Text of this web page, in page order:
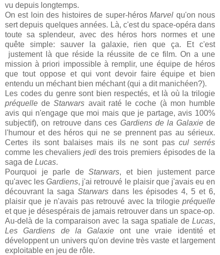
vu depuis longtemps.
On est loin des histoires de super-hérosMarvel qu'on nous
sert depuis quelques années. Là, c'est du space-opéra dans
toute sa splendeur, avec des héros hors normes et une
quête simple: sauver la galaxie, rien que ça. Et c'est
justement là que réside la réussite de ce film. On a une
mission à priori impossible à remplir, une équipe de héros
que tout oppose et qui vont devoir faire équipe et bien
entendu un méchant bien méchant (qui a dit manichéen?).
Les codes du genre sont bien respectés, et là où la trilogie
préquelle deStarwars avait raté le coche (à mon humble
avis qui n'engage que moi mais que je partage, avis 100%
subjectif), on retrouve dans ces Gardiens de la Galaxiede
l'humour et des héros qui ne se prennent pas au sérieux.
Certes ils sont balaises mais ils ne sont pascul serrés
comme les chevaliers jedi des trois premiers épisodes de la
saga de Lucas.
Pourquoi je parle de Starwars, et bien justement parce
qu'avec lesGardiens, j'ai retrouvé le plaisir que j'avais eu en
découvrant la saga Starwarsdans les épisodes 4, 5 et 6,
plaisir que je n'avais pas retrouvé avec la trilogie préquelle
et que je désespérais de jamais retrouver dans un space-op.
Au-delà de la comparaison avec la saga spatiale de Lucas,
Les Gardiens de la Galaxie ont une vraie identité et
développent un univers qu'on devine très vaste et largement
exploitable en jeu de rôle.